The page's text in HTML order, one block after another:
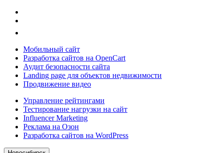
Мобильный сайт
Разработка сайтов на OpenCart
Аудит безопасности сайта
Landing page для объектов недвижимости
Продвижение видео
Управление рейтингами
Тестирование нагрузки на сайт
Influencer Marketing
Реклама на Озон
Разработка сайтов на WordPress